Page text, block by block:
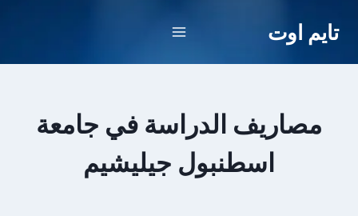
تايم اوت
مصاريف الدراسة في جامعة
اسطنبول جيليشيم